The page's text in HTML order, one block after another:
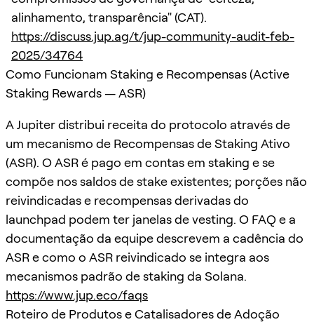
alinhamento, transparência" (CAT).
https://discuss.jup.ag/t/jup-community-audit-feb-
2025/34764
Como Funcionam Staking e Recompensas (Active
Staking Rewards — ASR)
A Jupiter distribui receita do protocolo através de
um mecanismo de Recompensas de Staking Ativo
(ASR). O ASR é pago em contas em staking e se
compõe nos saldos de stake existentes; porções não
reivindicadas e recompensas derivadas do
launchpad podem ter janelas de vesting. O FAQ e a
documentação da equipe descrevem a cadência do
ASR e como o ASR reivindicado se integra aos
mecanismos padrão de staking da Solana.
https://www.jup.eco/faqs
Roteiro de Produtos e Catalisadores de Adoção